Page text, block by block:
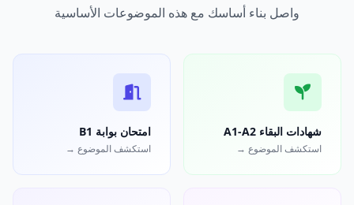
واصل بناء أساسك مع هذه الموضوعات الأساسية
شهادات البقاء A1-A2
استكشف الموضوع →
امتحان بوابة B1
استكشف الموضوع →